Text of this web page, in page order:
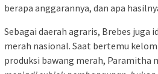
berapa anggarannya, dan apa
Sebagai daerah agraris, Brebes juga
merah nasional. Saat bertemu
produksi bawang merah, Paramitha